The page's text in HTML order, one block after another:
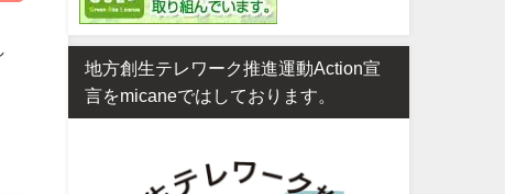
地方創生テレワーク推進運動Action宣
言をmicaneではしております。